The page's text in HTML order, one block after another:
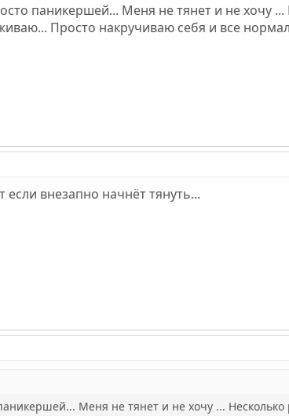
паникершей... Меня не тянет и не хочу
Просто накручиваю себя и все
внезапно начнёт тянуть...
Меня не тянет и не хочу ...